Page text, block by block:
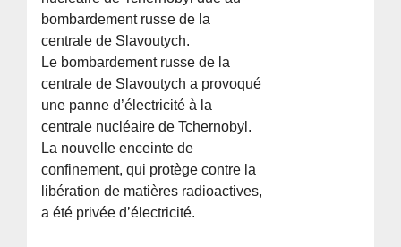
bombardement russe de la
centrale de Slavoutych.
Le bombardement russe de la
centrale de Slavoutych a provoqué
une panne d’électricité à la
centrale nucléaire de Tchernobyl.
La nouvelle enceinte de
confinement, qui protège contre la
libération de matières radioactives,
a été privée d’électricité.